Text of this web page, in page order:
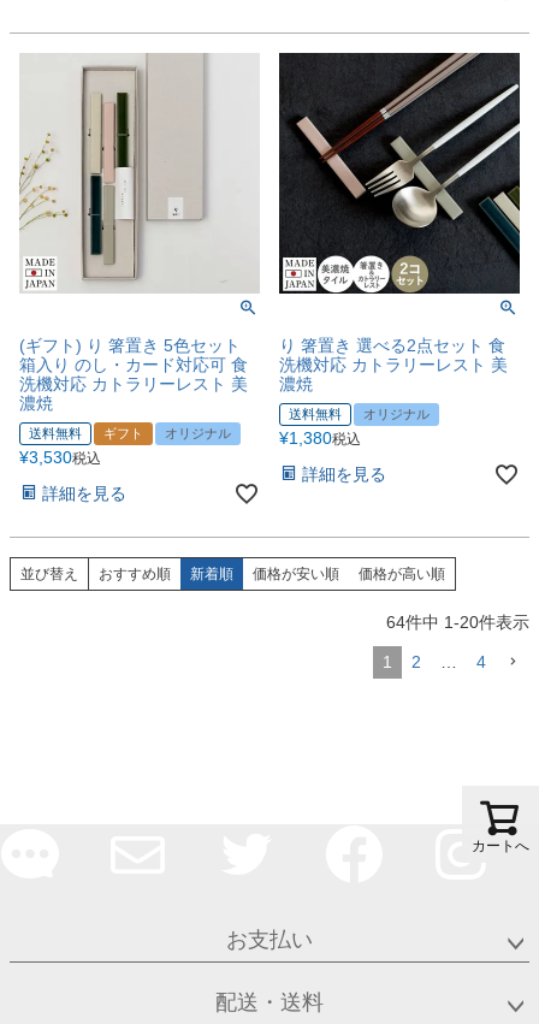
(ギフト) り 箸置き 5色セット
箱入り のし・カード対応可 食
洗機対応 カトラリーレスト 美
濃焼
送料無料 ギフト オリジナル
¥3,530税込
詳細を見る
り 箸置き 選べる2点セット 食
洗機対応 カトラリーレスト 美
濃焼
送料無料 オリジナル
¥1,380税込
詳細を見る
並び替え おすすめ順 新着順 価格が安い順 価格が高い順
64件中 1-20件表示
1 2 4
カートへ
お支払い
配送・送料